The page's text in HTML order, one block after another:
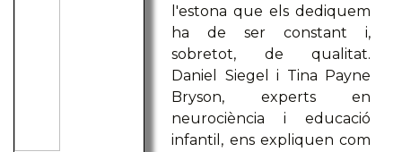
l'estona que els dediquem
ha de ser constant i,
sobretot, de qualitat.
Daniel Siegel i Tina Payne
Bryson, experts en
neurociència i educació
infantil, ens expliquen com